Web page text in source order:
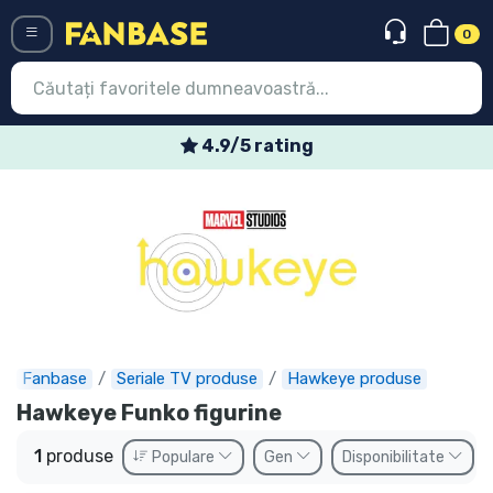
0
4.9/5 rating
Fanbase Seriale TV produse Hawkeye produse
Hawkeye Funko figurine
1 produse Populare Gen Disponibilitate
Precomenzi
Outlet produse